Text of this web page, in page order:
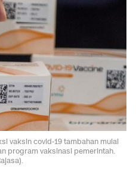
vaksin covid-19 tambahan mulai
program vaksinasi pemerintah.